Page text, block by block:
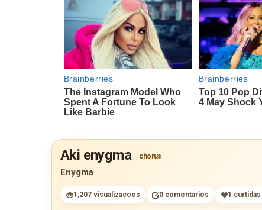
Aki enygma chorus
Enygma
1,207 visualizacoes 0 comentarios 1 curtidas